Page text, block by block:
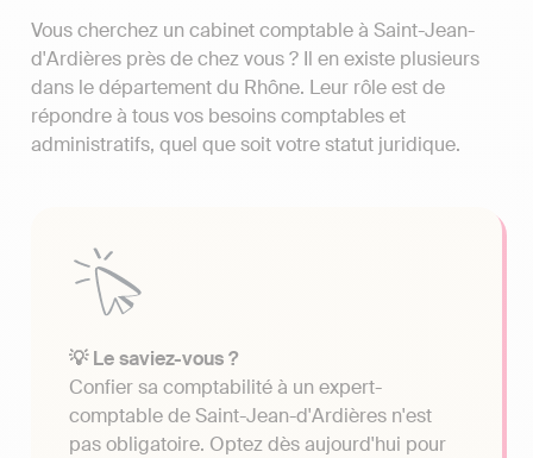
Vous cherchez un cabinet comptable à Saint-Jean-
d'Ardières près de chez vous ? Il en existe plusieurs
dans le département du Rhône. Leur rôle est de
répondre à tous vos besoins comptables et
administratifs, quel que soit votre statut juridique.
💡 Le saviez-vous ?
Confier sa comptabilité à un expert-
comptable de Saint-Jean-d'Ardières n'est
pas obligatoire. Optez dès aujourd'hui pour